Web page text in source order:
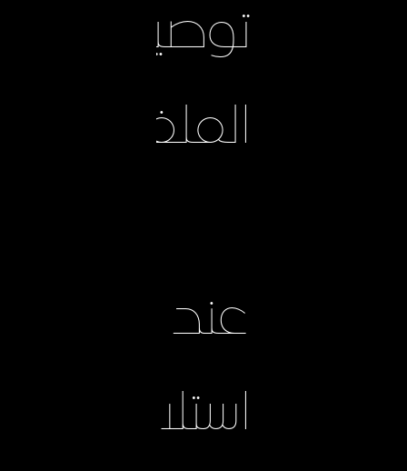
توصيل
الملفات
عند
استلام